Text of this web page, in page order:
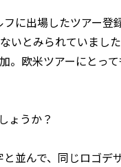
に出場したツアー登
いとみられていまし
。欧米ツアーにとっ
ょうか？
並んで、同じロゴデ